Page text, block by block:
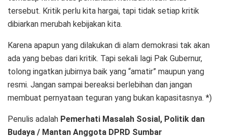
tersebut. Kritik perlu kita hargai, tapi tidak setiap kritik
dibiarkan merubah kebijakan kita.
Karena apapun yang dilakukan di alam demokrasi tak akan
ada yang bebas dari kritik. Tapi sekali lagi Pak Gubernur,
tolong ingatkan jubirnya baik yang “amatir” maupun yang
resmi. Jangan sampai bereaksi berlebihan dan jangan
membuat pernyataan teguran yang bukan kapasitasnya. *)
Penulis adalah Pemerhati Masalah Sosial, Politik dan
Budaya / Mantan Anggota DPRD Sumbar